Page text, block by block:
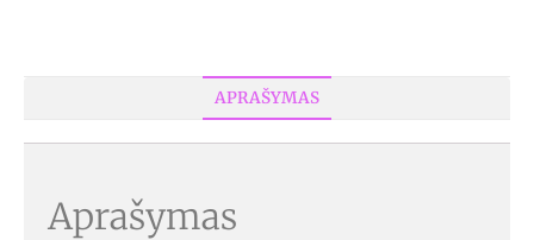
APRAŠYMAS
Aprašymas